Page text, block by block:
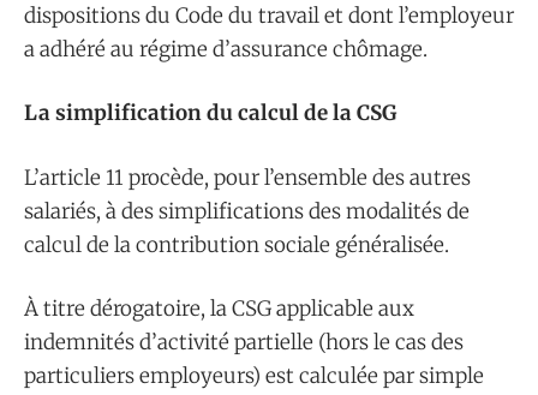
dispositions du Code du travail et dont l’employeur
a adhéré au régime d’assurance chômage.
La simplification du calcul de la CSG
L’article 11 procède, pour l’ensemble des autres
salariés, à des simplifications des modalités de
calcul de la contribution sociale généralisée.
À titre dérogatoire, la CSG applicable aux
indemnités d’activité partielle (hors le cas des
particuliers employeurs) est calculée par simple